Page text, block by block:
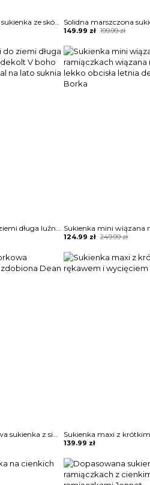
Koronkowa plisowana sukienka ze skóry pu z oczkami na ramiączkach Flaminia
199.99zł
Original
was:
199.99 zł.
149.99 zł
Current
is:
149.99 zł.
Krótki rękaw maxi do ziemi długa luźna wzór etniczny dekolt V boho rozcięcie noga casual na lato suknia sukienka Matty
249.99zł
Original
was:
249.99 zł.
124.99 zł
Current
is:
124.99 zł.
Rozcięta patchworkowa sukienka z siateczki zdobiona Dean
139.99 zł